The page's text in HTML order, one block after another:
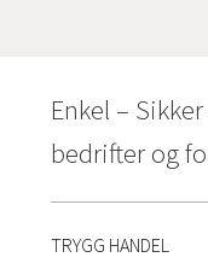
Enkel –
bedrifter og
TRYGG HANDEL